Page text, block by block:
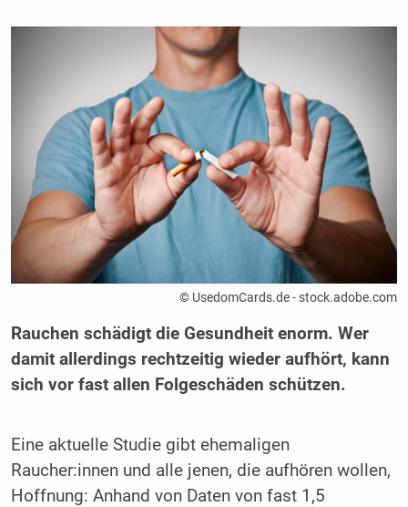
© UsedomCards.de - stock.adobe.com
Rauchen schädigt die Gesundheit enorm. Wer
damit allerdings rechtzeitig wieder aufhört, kann
sich vor fast allen Folgeschäden schützen.
Eine aktuelle Studie gibt ehemaligen
Raucher:innen und alle jenen, die aufhören wollen,
Hoffnung: Anhand von Daten von fast 1,5